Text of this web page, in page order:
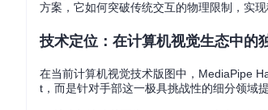
方案，它如何突破传统交互的物理限制，实
技术定位：在计算机视觉生态中的
在当前计算机视觉技术版图中，MediaPipe
t，而是针对手部这一极具挑战性的细分领域